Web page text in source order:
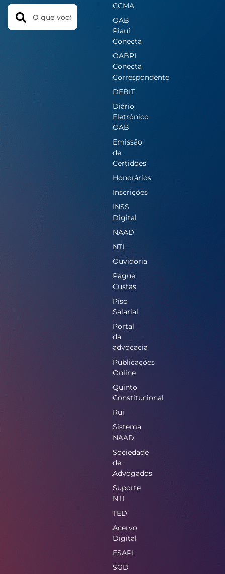
Search
CCMA
OAB
Piauí
Conecta
OABPI
Conecta
Correspondente
DEBIT
Diário
Eletrônico
OAB
Emissão
de
Certidões
Honorários
Inscrições
INSS
Digital
NAAD
NTI
Ouvidoria
Pague
Custas
Piso
Salarial
Portal
da
advocacia
Publicações
Online
Quinto
Constitucional
Rui
Sistema
NAAD
Sociedade
de
Advogados
Suporte
NTI
TED
Acervo
Digital
ESAPI
SGD